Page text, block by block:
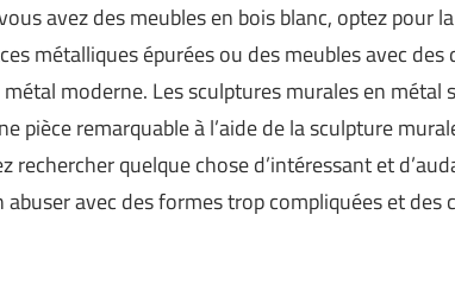
avez des meubles en bois blanc, optez pour la
métalliques épurées ou des meubles avec des
moderne. Les sculptures murales en métal
pièce remarquable à l’aide de la sculpture
rechercher quelque chose d’intéressant et
avec des formes trop compliquées et des